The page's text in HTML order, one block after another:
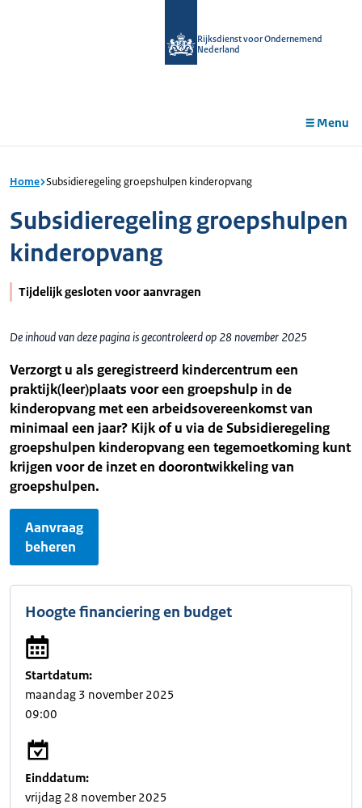
Rijksdienst voor Ondernemend
Nederland
Menu
Home Subsidieregeling groepshulpen kinderopvang
Subsidieregeling groepshulpen
kinderopvang
Tijdelijk gesloten voor aanvragen
De inhoud van deze pagina is gecontroleerd op 28 november 2025
Verzorgt u als geregistreerd kindercentrum een
praktijk(leer)plaats voor een groepshulp in de
kinderopvang met een arbeidsovereenkomst van
minimaal een jaar? Kijk of u via de Subsidieregeling
groepshulpen kinderopvang een tegemoetkoming kunt
krijgen voor de inzet en doorontwikkeling van
groepshulpen.
Aanvraag
beheren
Hoogte financiering en budget
Startdatum:
maandag 3 november 2025
09:00
Einddatum:
vrijdag 28 november 2025